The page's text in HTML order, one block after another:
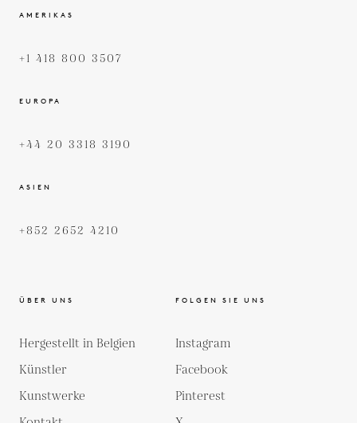
AMERIKAS
+1 418 800 3507
EUROPA
+44 20 3318 3190
ASIEN
+852 2652 4210
ÜBER UNS
Hergestellt in Belgien
Künstler
Kunstwerke
FOLGEN SIE UNS
Instagram
Facebook
Pinterest